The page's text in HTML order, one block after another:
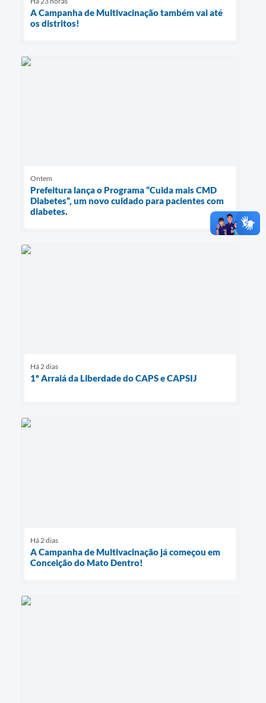
A Campanha de Multivacinação também vai até
os distritos!
Ontem
Prefeitura lança o Programa “Cuida mais CMD
Diabetes”, um novo cuidado para pacientes com
diabetes.
Há 2 dias
1º Arraiá da Liberdade do CAPS e CAPSIJ
Há 2 dias
A Campanha de Multivacinação já começou em
Conceição do Mato Dentro!